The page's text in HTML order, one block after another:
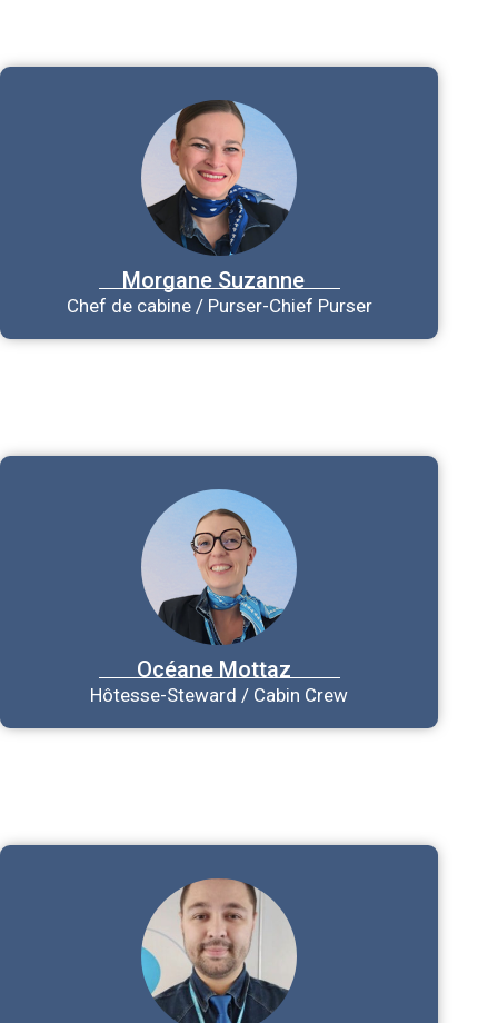
Morgane Suzanne
Chef de cabine / Purser-Chief Purser
Océane Mottaz
Hôtesse-Steward / Cabin Crew